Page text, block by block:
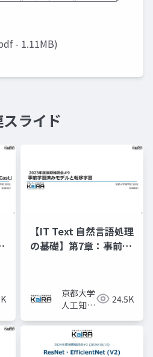
- 1.11MB)
ライド
【IT Text 自然言語処理
の基礎】第7章：事前学
京都大学
人工知能
KaiRA
24.5K